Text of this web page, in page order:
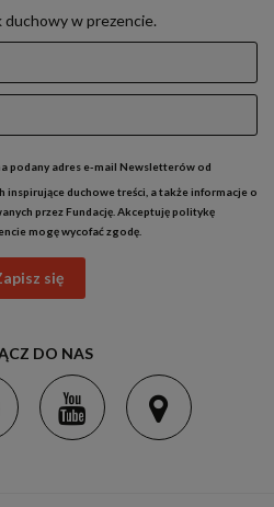
duchowy w prezencie.
podany adres e-mail Newsletterów od
inspirujące duchowe treści, a także informacje o
przez Fundację. Akceptujępolitykę
mogę wycofać zgodę.
się
DO NAS